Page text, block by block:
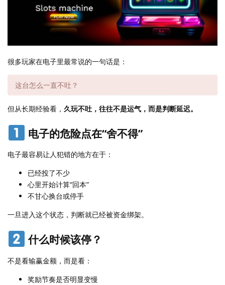
很多玩家在电子里最常说的一句话是：
这台怎么一直不吐？
但从长期经验看， 久玩不吐，往往不是运气，而是判断延迟。
电子的危险点在“舍不得”
电子最容易让人犯错的地方在于：
已经投了不少
心里开始计算“回本”
不甘心换台或停手
一旦进入这个状态，判断就已经被资金绑架。
什么时候该停？
不是看输赢金额，而是看：
奖励节奏是否明显变慢